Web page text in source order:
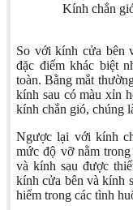
Kính chắn
So với kính cửa bên
đặc điểm khác biệt
toàn. Bằng mắt
kính sau có màu xỉn
kính chắn gió, chúng
Ngược lại với kính
mức độ vỡ nằm
và kính sau được
kính cửa bên và kính
hiểm trong các tình